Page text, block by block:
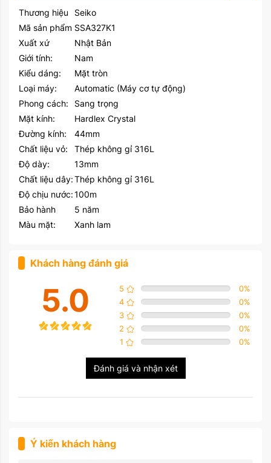
CHẾ ĐỘ BẢO HÀNH
HƯỚNG DẪN SỬ DỤNG
Thương hiệu
Seiko
Mã sản phẩm SSA327K1
Xuất xứ
Nhật Bản
Giới tính:
Nam
Kiểu dáng:
Mặt tròn
Loại máy:
Automatic (Máy cơ tự động)
Phong cách:
Sang trọng
Mặt kính:
Hardlex Crystal
Đường kính:
44mm
Chất liệu vỏ:
Thép không gỉ 316L
Độ dày:
13mm
Chất liệu dây:Thép không gỉ 316L
Độ chịu nước:100m
Bảo hành
5 năm
Màu mặt:
Xanh lam
Khách hàng đánh giá
5.0 5 0%
4
0%
3
0%
2
0%
1
0%
Đánh giá và nhận xét
Ý kiến khách hàng